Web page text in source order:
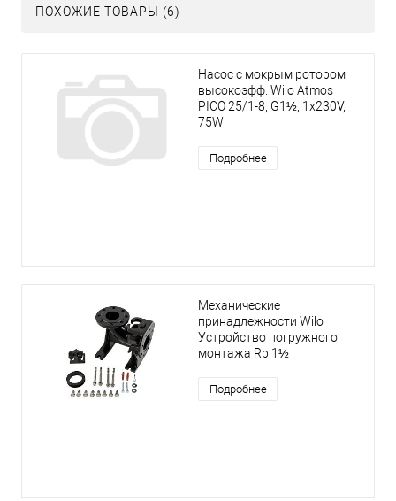
ПОХОЖИЕ ТОВАРЫ (6)
Насос с мокрым ротором
высокоэфф. Wilo Atmos
PICO 25/1-8, G1½, 1x230V,
75W
Подробнее
Механические
принадлежности Wilo
Устройство погружного
монтажа Rp 1½
Подробнее